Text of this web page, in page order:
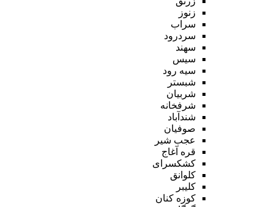
زنوز
سراب
سردرود
سهند
سیس
سیه رود
شبستر
شربیان
شرفخانه
شندآباد
صوفیان
عجب شیر
قره آغاج
کشکسرای
کلوانق
کلیبر
کوزه کنان